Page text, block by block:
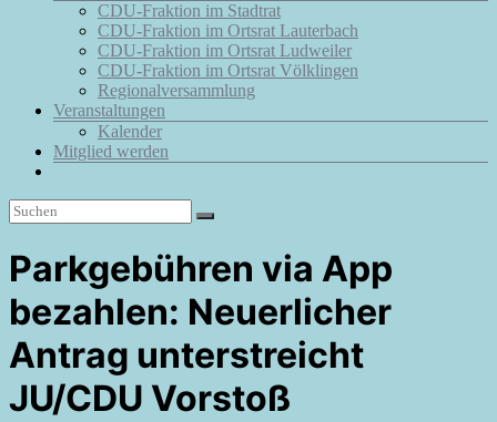
CDU-Fraktion im Stadtrat
CDU-Fraktion im Ortsrat Lauterbach
CDU-Fraktion im Ortsrat Ludweiler
CDU-Fraktion im Ortsrat Völklingen
Regionalversammlung
Veranstaltungen
Kalender
Mitglied werden
Parkgebühren via App
bezahlen: Neuerlicher
Antrag unterstreicht
JU/CDU Vorstoß